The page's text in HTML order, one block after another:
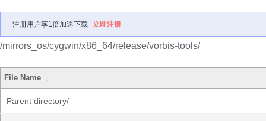
注册用户享1倍加速下载 立即注册
/mirrors_os/cygwin/x86_64/release/vorbis-tools/
File Name ↓
Parent directory/